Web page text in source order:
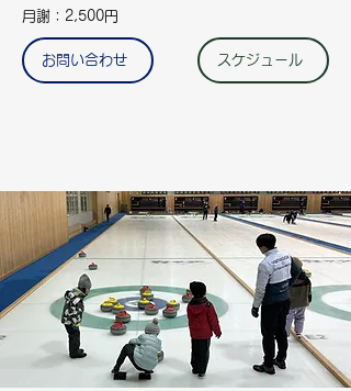
月謝：2,500円
お問い合わせ スケジュール